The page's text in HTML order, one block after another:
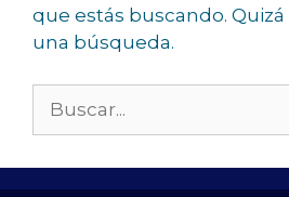
que estás buscando.
una búsqueda.